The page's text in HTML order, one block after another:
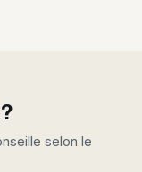
selon le